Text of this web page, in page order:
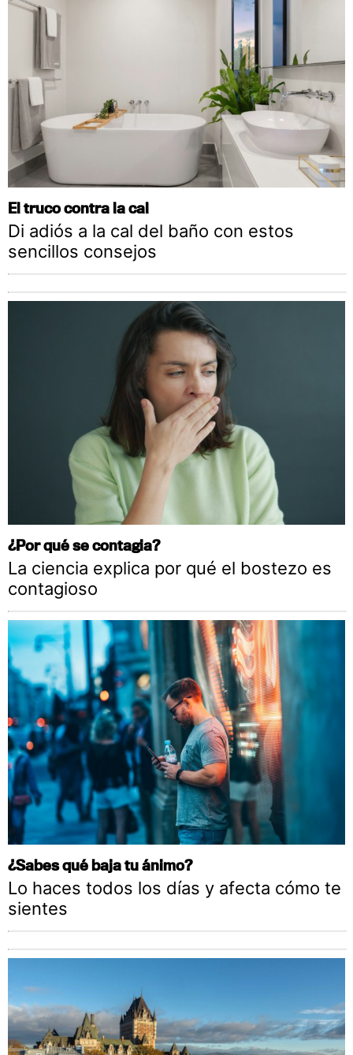
El truco contra la cal
Di adiós a la cal del baño con estos
sencillos consejos
¿Por qué se contagia?
La ciencia explica por qué el bostezo es
contagioso
¿Sabes qué baja tu ánimo?
Lo haces todos los días y afecta cómo te
sientes